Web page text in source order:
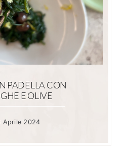
PADELLA CON
E OLIVE
Aprile 2024